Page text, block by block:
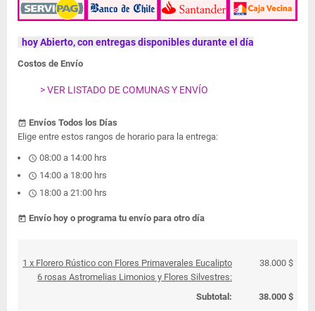
hoy Abierto, con entregas disponibles durante el día
Costos de Envío
> VER LISTADO DE COMUNAS Y ENVÍO
event_available Envíos Todos los Días
Elige entre estos rangos de horario para la entrega:
schedule 08:00 a 14:00 hrs
schedule 14:00 a 18:00 hrs
schedule 18:00 a 21:00 hrs
today Envío hoy o programa tu envío para otro día
1 x Florero Rústico con Flores Primaverales Eucalipto
6 rosas Astromelias Limonios y Flores Silvestres:
38.000 $
Subtotal: 38.000 $